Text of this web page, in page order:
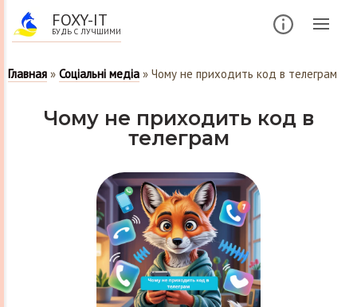
FOXY-IT
БУДЬ С ЛУЧШИМИ
Главная » Соціальні медіа » Чому не приходить код в телеграм
Чому не приходить код в
телеграм